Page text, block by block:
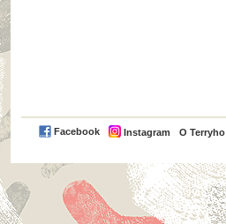
Facebook Instagram O